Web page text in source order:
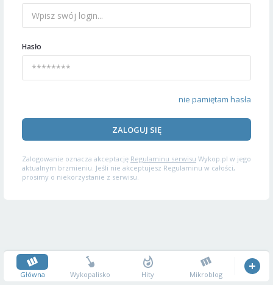
Hasło
nie pamiętam hasła
ZALOGUJ SIĘ
Zalogowanie oznacza akceptację Regulaminu serwisu Wykop.pl w jego
aktualnym brzmieniu. Jeśli nie akceptujesz Regulaminu w całości,
prosimy o niekorzystanie z serwisu.
Główna Wykopalisko Hity Mikroblog